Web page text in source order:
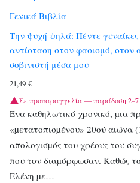
Γενικά Βιβλία
Την ψυχή ψηλά: Πέντε
αντίσταση στον φασισμό, στον
σοβινιστή μέσα μου
21,49 €
Σε προπαραγγελία — παράδοση 2–7
Ένα καθηλωτικό χρονικό, µια
«µετατοπισµένου» 20ού αιώνα
απολογισµός του χρέους του
που τον διαµόρφωσαν. Καθώς
Ελένη µε…